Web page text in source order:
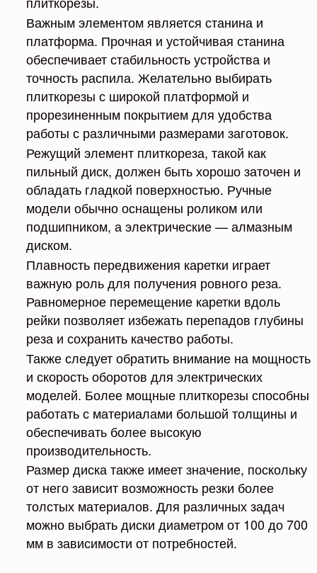
Важным элементом является станина и
платформа. Прочная и устойчивая станина
обеспечивает стабильность устройства и
точность распила. Желательно выбирать
плиткорезы с широкой платформой и
прорезиненным покрытием для удобства
работы с различными размерами заготовок.
Режущий элемент плиткореза, такой как
пильный диск, должен быть хорошо заточен и
обладать гладкой поверхностью. Ручные
модели обычно оснащены роликом или
подшипником, а электрические — алмазным
диском.
Плавность передвижения каретки играет
важную роль для получения ровного реза.
Равномерное перемещение каретки вдоль
рейки позволяет избежать перепадов глубины
реза и сохранить качество работы.
Также следует обратить внимание на мощность
и скорость оборотов для электрических
моделей. Более мощные плиткорезы способны
работать с материалами большой толщины и
обеспечивать более высокую
производительность.
Размер диска также имеет значение, поскольку
от него зависит возможность резки более
толстых материалов. Для различных задач
можно выбрать диски диаметром от 100 до 700
мм в зависимости от потребностей.